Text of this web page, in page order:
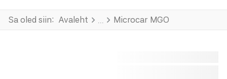
Sa oled siin: Avaleht Microcar MGO